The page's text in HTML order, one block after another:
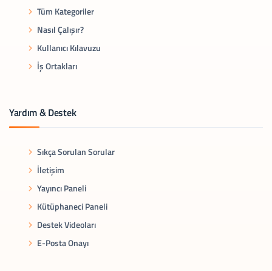
Tüm Kategoriler
Nasıl Çalışır?
Kullanıcı Kılavuzu
İş Ortakları
Yardım & Destek
Sıkça Sorulan Sorular
İletişim
Yayıncı Paneli
Kütüphaneci Paneli
Destek Videoları
E-Posta Onayı